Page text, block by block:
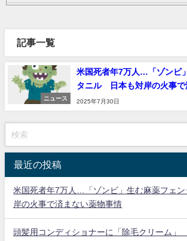
に・・・2002年W杯4強の記録取り消しの声
だ」「2002年まで疑う価値がある」「国民や
ッカー選手が足で蹴り飛ばすね」 / まとめくす
36歳の彼女と結婚したいのに、家族が猛反対
ない言葉が飛び出した… 他 / 2chnaviヘッドラ
ライブ”が地獄すぎた 他 / 2chnaviヘッドライン
【画像】長濱ねる(27歳)の乳がヤバイと話題に
【画像】人気Vチューバーさん、とんでもない
記事一覧
ニュース
米国死者年7万人…「ゾンビ
タニル 日本も対岸の火事で
2025年7月30日
最近の投稿
米国死者年7万人…「ゾンビ」生む麻薬フェ
岸の火事で済まない薬物事情
頭髪用コンディショナーに「除毛クリーム